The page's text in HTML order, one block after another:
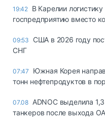
19:42 В Карелии
госпредприятию вместо
09:53
США в 2026 году
СНГ
07:47
Южная Корея
тонн нефтепродуктов в
07.08 ADNOC выделила
танкеров после выхода